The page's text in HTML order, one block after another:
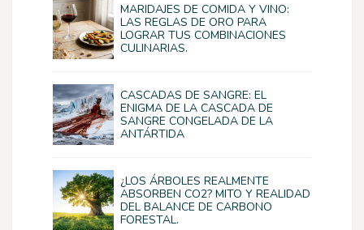
MARIDAJES DE COMIDA Y VINO:
LAS REGLAS DE ORO PARA
LOGRAR TUS COMBINACIONES
CULINARIAS.
CASCADAS DE SANGRE: EL
ENIGMA DE LA CASCADA DE
SANGRE CONGELADA DE LA
ANTÁRTIDA
¿LOS ÁRBOLES REALMENTE
ABSORBEN CO2? MITO Y REALIDAD
DEL BALANCE DE CARBONO
FORESTAL.